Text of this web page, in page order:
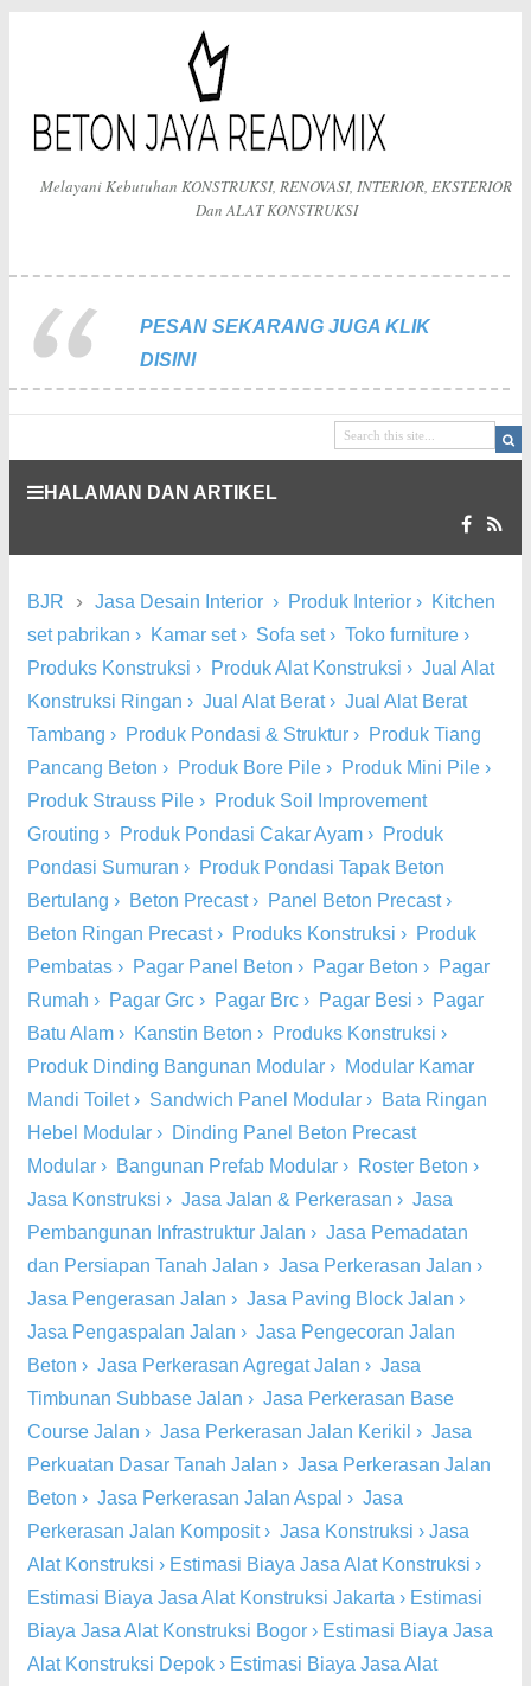
Melayani Kebutuhan KONSTRUKSI, RENOVASI, INTERIOR, EKSTERIOR
Dan ALAT KONSTRUKSI
PESAN SEKARANG JUGA KLIK
DISINI
HALAMAN DAN ARTIKEL
BJR › Jasa Desain Interior › Produk Interior › Kitchen
set pabrikan › Kamar set› Sofa set› Toko furniture ›
Produks Konstruksi › Produk Alat Konstruksi › Jual Alat
Konstruksi Ringan › Jual Alat Berat› Jual Alat Berat
Tambang › Produk Pondasi & Struktur › Produk Tiang
Pancang Beton › Produk Bore Pile › Produk Mini Pile ›
Produk Strauss Pile › Produk Soil Improvement
Grouting › Produk Pondasi Cakar Ayam › Produk
Pondasi Sumuran › Produk Pondasi Tapak Beton
Bertulang › Beton Precast› Panel Beton Precast›
Beton Ringan Precast› Produks Konstruksi › Produk
Pembatas › Pagar Panel Beton › Pagar Beton › Pagar
Rumah › Pagar Grc › Pagar Brc › Pagar Besi › Pagar
Batu Alam › Kanstin Beton › Produks Konstruksi ›
Produk Dinding Bangunan Modular › Modular Kamar
Mandi Toilet› Sandwich Panel Modular › Bata Ringan
Hebel Modular › Dinding Panel Beton Precast
Modular › Bangunan Prefab Modular › Roster Beton ›
Jasa Konstruksi › Jasa Jalan & Perkerasan › Jasa
Pembangunan Infrastruktur Jalan › Jasa Pemadatan
dan Persiapan Tanah Jalan › Jasa Perkerasan Jalan ›
Jasa Pengerasan Jalan › Jasa Paving Block Jalan ›
Jasa Pengaspalan Jalan › Jasa Pengecoran Jalan
Beton › Jasa Perkerasan Agregat Jalan › Jasa
Timbunan Subbase Jalan › Jasa Perkerasan Base
Course Jalan › Jasa Perkerasan Jalan Kerikil › Jasa
Perkuatan Dasar Tanah Jalan › Jasa Perkerasan Jalan
Beton › Jasa Perkerasan Jalan Aspal › Jasa
Perkerasan Jalan Komposit› Jasa Konstruksi › Jasa
Alat Konstruksi › Estimasi Biaya Jasa Alat Konstruksi ›
Estimasi Biaya Jasa Alat Konstruksi Jakarta › Estimasi
Biaya Jasa Alat Konstruksi Bogor › Estimasi Biaya Jasa
Alat Konstruksi Depok › Estimasi Biaya Jasa Alat